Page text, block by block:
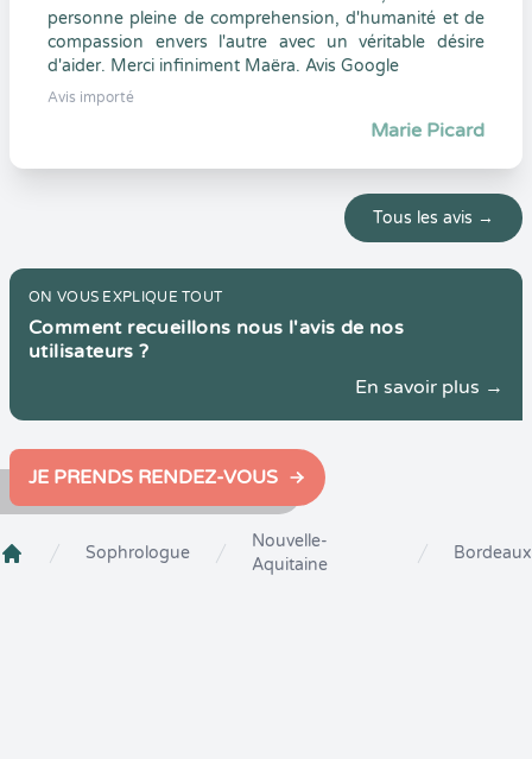
personne pleine de comprehension, d'humanité et de
compassion envers l'autre avec un véritable désire
d'aider. Merci infiniment Maëra. Avis Google
Avis importé
Marie Picard
Tous les avis →
ON VOUS EXPLIQUE TOUT
Comment recueillons nous l'avis de nos
utilisateurs ?
En savoir plus →
JE PRENDS RENDEZ-VOUS
Sophrologue
Nouvelle-
Aquitaine
Bordeaux